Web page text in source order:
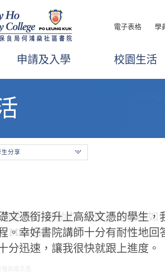
電子表格 學
申請及入學 校園生活
生分享
文憑銜接升上高級文憑的學生，
。幸好書院講師十分有耐性地回
分迅速，讓我很快就跟上進度。
回報、有動力。” 這就是我將如
MHPM…
讀旅遊及酒店管理高級文憑時，
經歷成就了我的學術和個人成長
學取錄。在書院我遇上許多敬業